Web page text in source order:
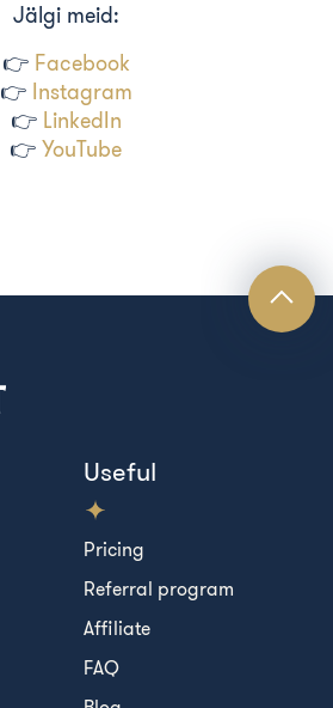
Jälgi meid:
👉 Facebook
👉 Instagram
👉 LinkedIn
👉 YouTube
Useful
Pricing
Referral program
Affiliate
FAQ